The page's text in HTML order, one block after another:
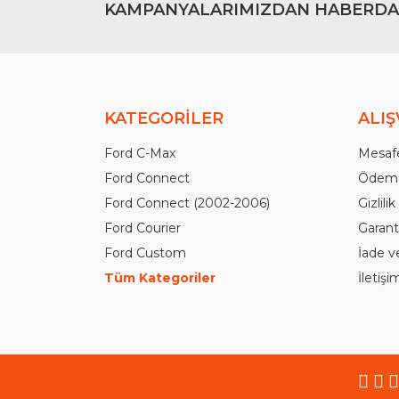
KAMPANYALARIMIZDAN
KATEGORİLER
Ford C-Max
Ford Connect
Ford Connect (2002-2006)
Ford Courier
Ford Custom
Tüm Kategoriler
İade